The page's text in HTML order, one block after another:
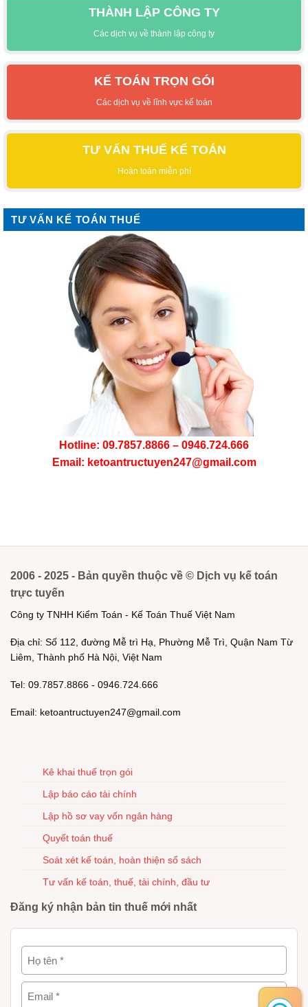
THÀNH LẬP CÔNG TY
Các dịch vụ về thành lập công ty
KẾ TOÁN TRỌN GÓI
Các dịch vụ về lĩnh vực kế toán
TƯ VẤN THUẾ KẾ TOÁN
Hoàn toàn miễn phí
TƯ VẤN KẾ TOÁN THUẾ
Hotline: 09.7857.8866 – 0946.724.666
Email: ketoantructuyen247@gmail.com
2006 - 2025 - Bản quyền thuộc về © Dịch vụ kế toán
trực tuyến
Công ty TNHH Kiểm Toán - Kế Toán Thuế Việt Nam
Địa chỉ: Số 112, đường Mễ trì Hạ, Phường Mễ Trì, Quận Nam Từ
Liêm, Thành phố Hà Nội, Việt Nam
Tel: 09.7857.8866 - 0946.724.666
Email: ketoantructuyen247@gmail.com
Kê khai thuế trọn gói
Lập báo cáo tài chính
Lập hồ sơ vay vốn ngân hàng
Quyết toán thuế
Soát xét kế toán, hoàn thiện sổ sách
Tư vấn kế toán, thuế, tài chính, đầu tư
Đăng ký nhận bản tin thuế mới nhất